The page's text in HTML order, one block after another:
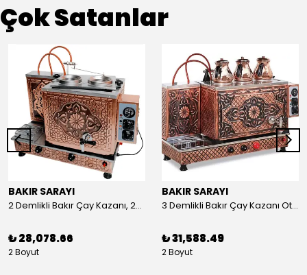
Çok Satanlar
BAKIR SARAYI
2 Demlikli Bakır Çay Kazanı, 25 Litre
₺ 28,078.66
2 Boyut
BAKIR SARAYI
3 Demlikli Bakır Çay Kazanı Otomatik, 30 Litre
₺ 31,588.49
2 Boyut